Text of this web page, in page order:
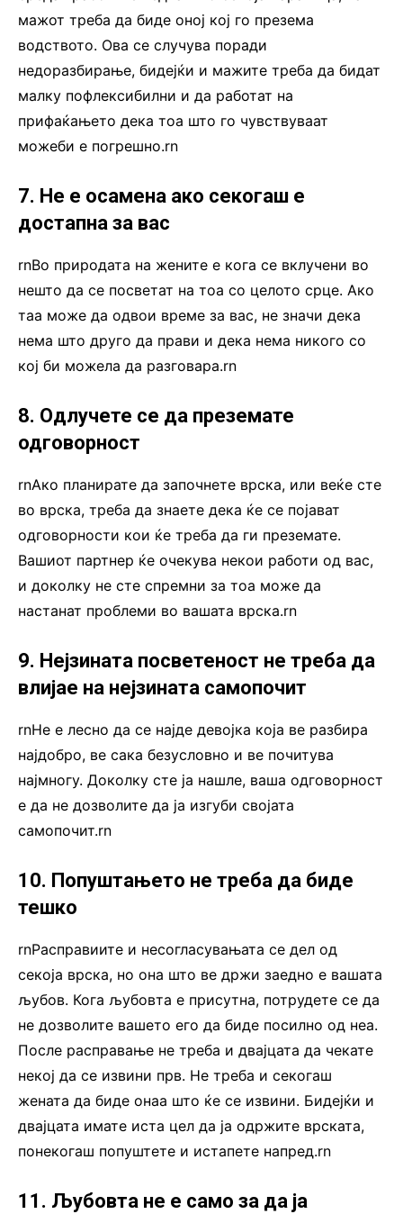
мажот треба да биде оној кој го презема
водството. Ова се случува поради
недоразбирање, бидејќи и мажите треба да бидат
малку пофлексибилни и да работат на
прифаќањето дека тоа што го чувствуваат
можеби е погрешно.rn
7. Не е осамена ако секогаш е
достапна за вас
rnВо природата на жените е кога се вклучени во
нешто да се посветат на тоа со целото срце. Ако
таа може да одвои време за вас, не значи дека
нема што друго да прави и дека нема никого со
кој би можела да разговара.rn
8. Одлучете се да преземате
одговорност
rnАко планирате да започнете врска, или веќе сте
во врска, треба да знаете дека ќе се појават
одговорности кои ќе треба да ги преземате.
Вашиот партнер ќе очекува некои работи од вас,
и доколку не сте спремни за тоа може да
настанат проблеми во вашата врска.rn
9. Нејзината посветеност не треба да
влијае на нејзината самопочит
rnНе е лесно да се најде девојка која ве разбира
најдобро, ве сака безусловно и ве почитува
најмногу. Доколку сте ја нашле, ваша одговорност
е да не дозволите да ја изгуби својата
самопочит.rn
10. Попуштањето не треба да биде
тешко
rnРасправиите и несогласувањата се дел од
секоја врска, но она што ве држи заедно е вашата
љубов. Кога љубовта е присутна, потрудете се да
не дозволите вашето его да биде посилно од неа.
После расправање не треба и двајцата да чекате
некој да се извини прв. Не треба и секогаш
жената да биде онаа што ќе се извини. Бидејќи и
двајцата имате иста цел да ја одржите врската,
понекогаш попуштете и истапете напред.rn
11. Љубовта не е само за да ја